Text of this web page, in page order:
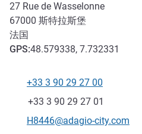
27 Rue de Wasselonne
67000 斯特拉斯堡
法国
GPS:48.579338, 7.732331
电话
+33 3 90 29 27 00
传真
+33 3 90 29 27 01
联系电子邮件
H8446@adagio-city.com